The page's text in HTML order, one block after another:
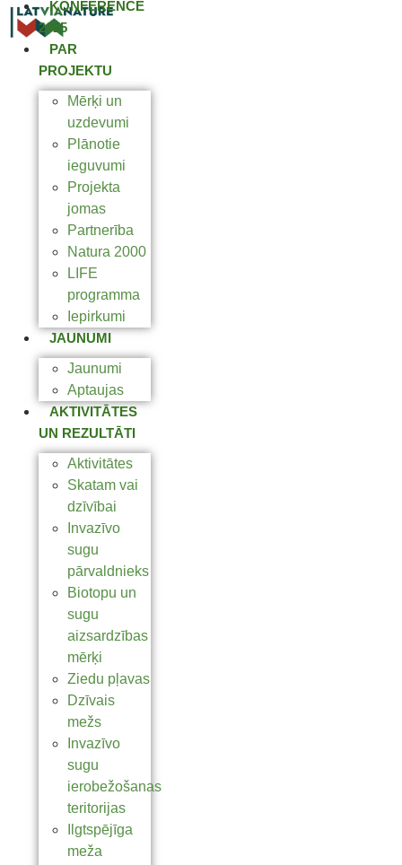
KONFERENCE
2025
PAR
PROJEKTU
Mērķi un
uzdevumi
Plānotie
ieguvumi
Projekta
jomas
Partnerība
Natura 2000
LIFE
programma
Iepirkumi
JAUNUMI
Jaunumi
Aptaujas
AKTIVITĀTES
UN REZULTĀTI
Aktivitātes
Skatam vai
dzīvībai
Invazīvo
sugu
pārvaldnieks
Biotopu un
sugu
aizsardzības
mērķi
Ziedu pļavas
Dzīvais
mežs
Invazīvo
sugu
ierobežošanas
teritorijas
Ilgtspējīga
meža